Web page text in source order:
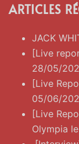
ARTICLES
JACK
[Live
28/05/
[Live
05/06/
[Live
Olympia